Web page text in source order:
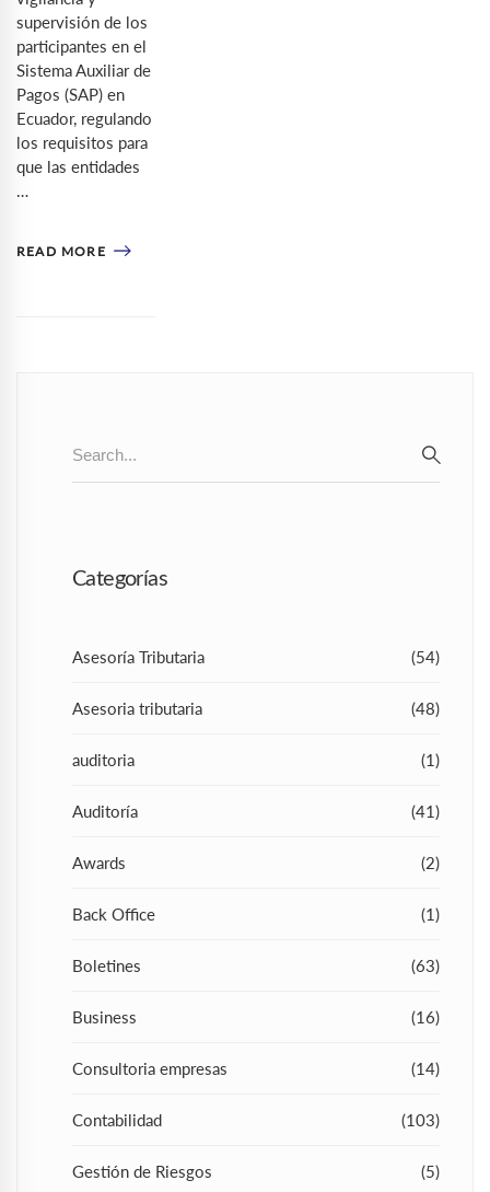
supervisión de los
participantes en el
Sistema Auxiliar de
Pagos (SAP) en
Ecuador, regulando
los requisitos para
que las entidades
…
READ MORE
for:
Categorías
Asesoría Tributaria (54)
Asesoria tributaria (48)
auditoria (1)
Auditoría (41)
Awards (2)
Back Office (1)
Boletines (63)
Business (16)
Consultoria empresas (14)
Contabilidad (103)
Gestión de Riesgos (5)